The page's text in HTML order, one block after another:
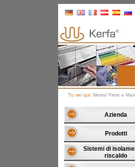
Tu sei qui: News/ Fiere e
Azienda
Prodotti
Sistemi di
riscaldo